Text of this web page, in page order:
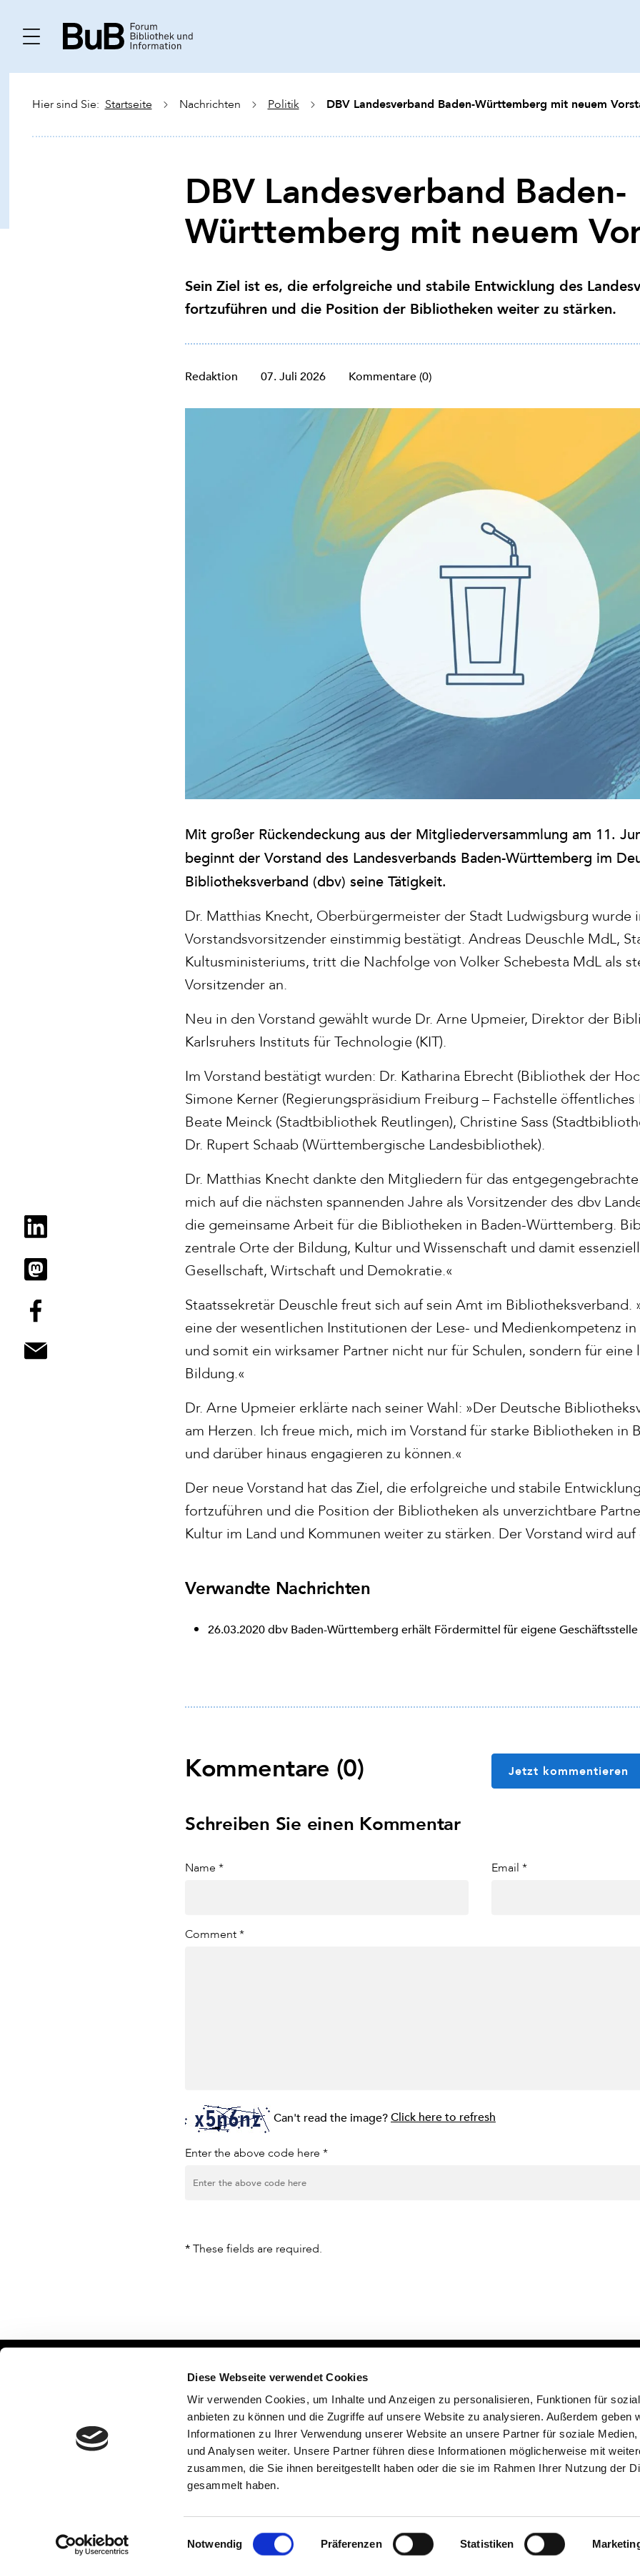
Diese Webseite verwendet Cookies
Wir verwenden Cookies, um Inhalte und Anzeigen zu personalisieren, Funktionen für
anbieten zu können und die Zugriffe auf unsere Website zu analysieren. Außerdem geben
Informationen zu Ihrer Verwendung unserer Website an unsere Partner für soziale Medien,
und Analysen weiter. Unsere Partner führen diese Informationen möglicherweise mit
zusammen, die Sie ihnen bereitgestellt haben oder die sie im Rahmen Ihrer Nutzung der
gesammelt haben.
Einwilligungsauswahl
Notwendig Präferenzen Statistiken
Hier sind Sie: Startseite Nachrichten Politik DBV Landesverband Baden-Württemberg mit neuem
DBV Landesverband Baden-
Württemberg mit neuem
Sein Ziel ist es, die erfolgreiche und stabile Entwicklung des
fortzuführen und die Position der Bibliotheken weiter zu stärken.
Redaktion 07. Juli 2026 Kommentare (0)
Mit großer Rückendeckung aus der Mitgliederversammlung am 11.
beginnt der Vorstand des Landesverbands Baden-Württemberg im
Bibliotheksverband (dbv) seine Tätigkeit.
Dr. Matthias Knecht, Oberbürgermeister der Stadt Ludwigsburg wurde
Vorstandsvorsitzender einstimmig bestätigt. Andreas Deuschle MdL,
Kultusministeriums, tritt die Nachfolge von Volker Schebesta MdL als
Vorsitzender an.
Neu in den Vorstand gewählt wurde Dr. Arne Upmeier, Direktor der
Karlsruhers Instituts für Technologie (KIT).
Im Vorstand bestätigt wurden: Dr. Katharina Ebrecht (Bibliothek der
Simone Kerner (Regierungspräsidium Freiburg – Fachstelle
Beate Meinck (Stadtbibliothek Reutlingen), Christine Sass
Dr. Rupert Schaab (Württembergische Landesbibliothek).
Dr. Matthias Knecht dankte den Mitgliedern für das
mich auf die nächsten spannenden Jahre als Vorsitzender des dbv
die gemeinsame Arbeit für die Bibliotheken in Baden-Württemberg.
zentrale Orte der Bildung, Kultur und Wissenschaft und damit
Gesellschaft, Wirtschaft und Demokratie.«
Staatssekretär Deuschle freut sich auf sein Amt im Bibliotheksverband.
eine der wesentlichen Institutionen der Lese- und Medienkompetenz
und somit ein wirksamer Partner nicht nur für Schulen, sondern für eine
Bildung.«
Dr. Arne Upmeier erklärte nach seiner Wahl: »Der Deutsche
am Herzen. Ich freue mich, mich im Vorstand für starke Bibliotheken in
und darüber hinaus engagieren zu können.«
Der neue Vorstand hat das Ziel, die erfolgreiche und stabile
fortzuführen und die Position der Bibliotheken als unverzichtbare
Kultur im Land und Kommunen weiter zu stärken. Der Vorstand wird auf
Verwandte Nachrichten
26.03.2020dbv Baden-Württemberg erhält Fördermittel für eigene Geschäftsstelle
Kommentare (0) Jetzt kommentieren
Schreiben Sie einen Kommentar
Name * Email *
Comment *
Can't read the image?Click here to refresh
Enter the above code here *
* These fields are required.
Bibliothek (BIB)
Bismarckstraße 3
72764 Reutlingen
Postfach 13 24
Telefon
07121 3491-0
E-Mail
bub@bib-info.de
Kontakt
Ausgaben-Termine
Publikationshinweise